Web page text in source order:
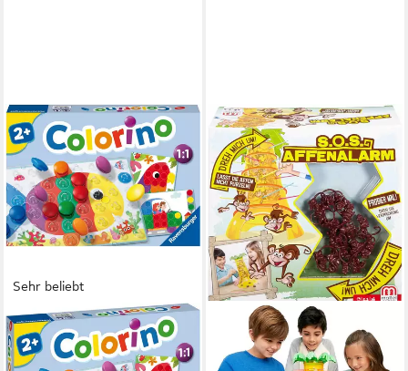
Sehr beliebt
RAVENSBURGER
Spiel Colorino, Steckspiel,
Made in Europe